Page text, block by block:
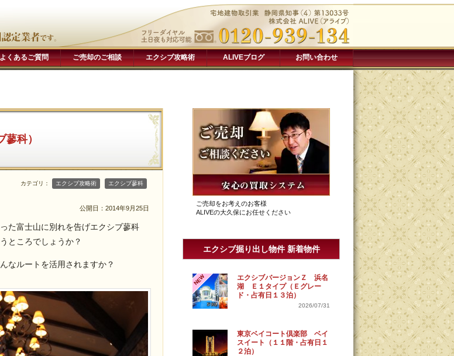
よくあるご質問 ご売却のご相談 エクシブ攻略術 ALIVEブログ お問い合わせ
科）
カテゴリ： エクシブ攻略術 エクシブ蓼科
公開日： 2014年9月25日
た富士山に別れを告げエクシブ蓼科
ところでしょうか？
なルートを活用されますか？
ご売却をお考えのお客様
ALIVEの大久保にお任せください
エクシブ掘り出し物件 新着物件
NEW
エクシブバージョンＺ 浜名
湖 Ｅ１タイプ（Ｅグレー
ド・占有日１３泊）
2026/07/31
東京ベイコート倶楽部 ベイ
スイート（１１階・占有日１
２泊）